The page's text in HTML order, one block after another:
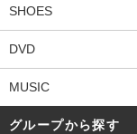
SHOES
DVD
MUSIC
グループから探す